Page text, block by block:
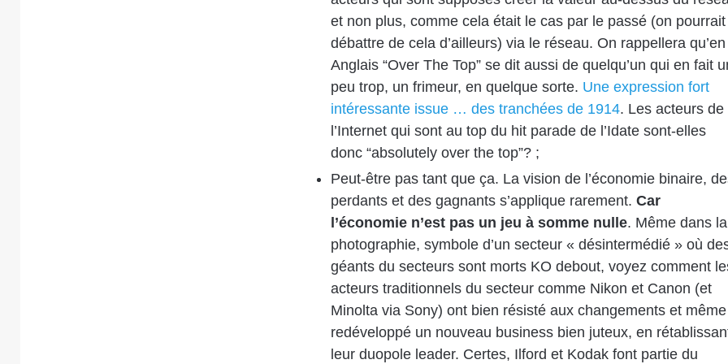
et non plus, comme cela était le cas par le passé (on pourrait
débattre de cela d’ailleurs) via le réseau. On rappellera qu’en
Anglais “Over The Top” se dit aussi de quelqu’un qui en fait
peu trop, un frimeur, en quelque sorte. Une expression fort
intéressante issue … des tranchées de 1914. Les acteurs de
l’Internet qui sont au top du hit parade de l’Idate sont-elles
donc “absolutely over the top”? ;
Peut-être pas tant que ça. La vision de l’économie binaire,
perdants et des gagnants s’applique rarement. Car
l’économie n’est pas un jeu à somme nulle. Même dans la
photographie, symbole d’un secteur « désintermédié » où
géants du secteurs sont morts KO debout, voyez comment
acteurs traditionnels du secteur comme Nikon et Canon (et
Minolta via Sony) ont bien résisté aux changements et même
redéveloppé un nouveau business bien juteux, en
leur duopole leader. Certes, Ilford et Kodak font partie du